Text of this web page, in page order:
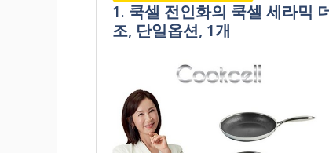
1. 쿡셀 전인화의 쿡셀 세라믹
조, 단일옵션, 1개